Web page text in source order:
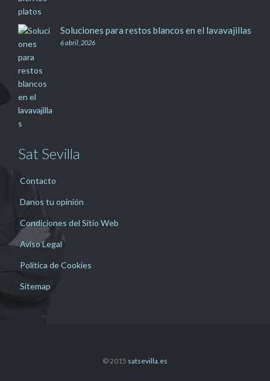
Soluciones para restos blancos en el lavavajillas
6 abril, 2026
Sat Sevilla
Contacto
Danos tu opinión
Condiciones del Sitio Web
Aviso Legal
Política de Cookies
Sitemap
© 2015 satsevilla.es